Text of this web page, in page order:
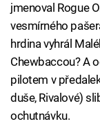
jmenoval Rogue
vesmírného
hrdina vyhrál
Chewbaccou? A
pilotem v
duše, Rivalové)
ochutnávku.